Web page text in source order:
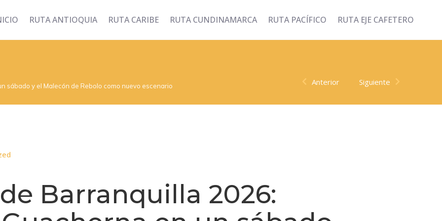
RUTA ANTIOQUIA RUTA CARIBE RUTA CUNDINAMARCA RUTA PACÍFICO RUTA EJE CAFETERO
sábado y el Malecón de Rebolo como nuevo escenario
Anterior Siguiente
Barranquilla 2026: